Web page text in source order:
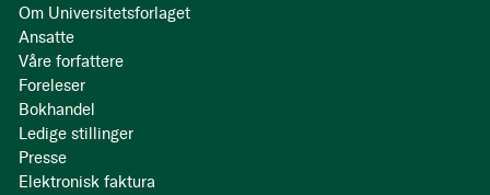
Om Universitetsforlaget
Ansatte
Våre forfattere
Foreleser
Bokhandel
Ledige stillinger
Presse
Elektronisk faktura